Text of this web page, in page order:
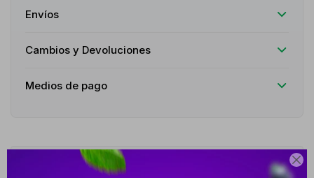

Envíos
Cambios y Devoluciones
Medios de pago
Descripción